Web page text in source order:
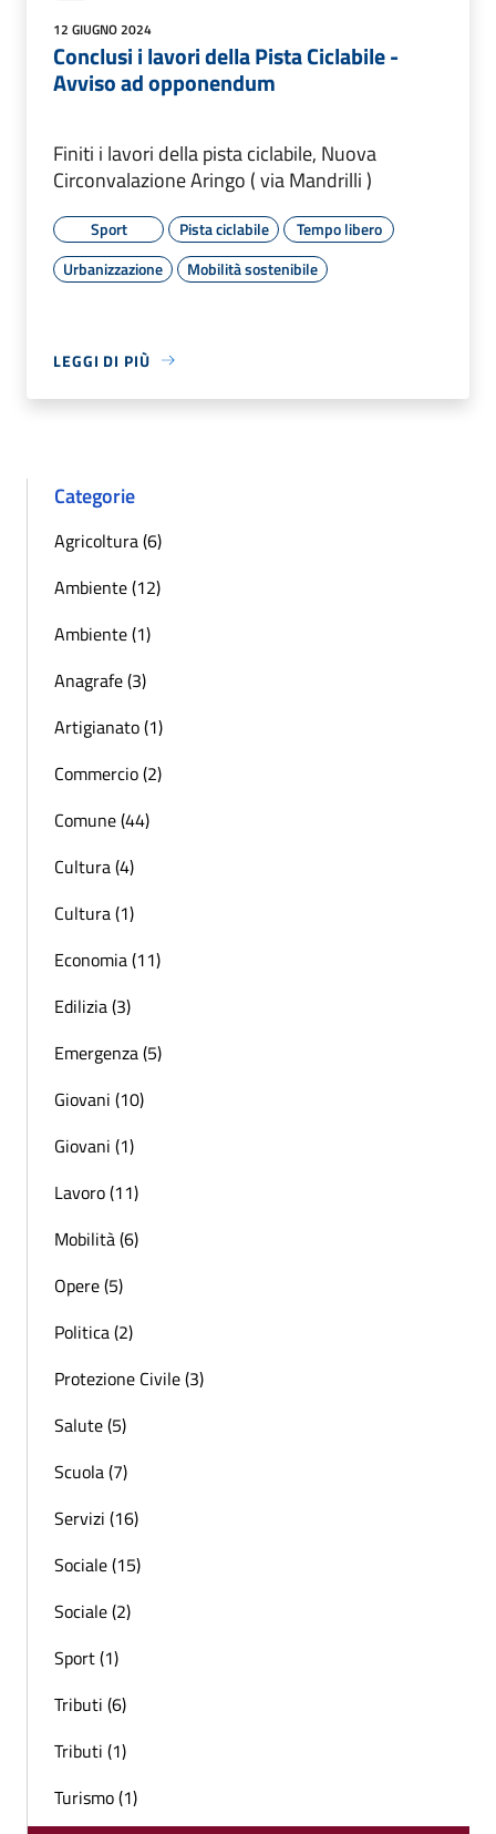
12 GIUGNO 2024
Conclusi i lavori della Pista Ciclabile -
Avviso ad opponendum
Finiti i lavori della pista ciclabile, Nuova
Circonvalazione Aringo ( via Mandrilli )
Sport Pista ciclabile
Tempo libero
Urbanizzazione
Mobilità sostenibile
LEGGI DI PIÙ
Categorie
Agricoltura (6)
Ambiente (12)
Ambiente (1)
Anagrafe (3)
Artigianato (1)
Commercio (2)
Comune (44)
Cultura (4)
Cultura (1)
Economia (11)
Edilizia (3)
Emergenza (5)
Giovani (10)
Giovani (1)
Lavoro (11)
Mobilità (6)
Opere (5)
Politica (2)
Protezione Civile (3)
Salute (5)
Scuola (7)
Servizi (16)
Sociale (15)
Sociale (2)
Sport (1)
Tributi (6)
Tributi (1)
Turismo (1)